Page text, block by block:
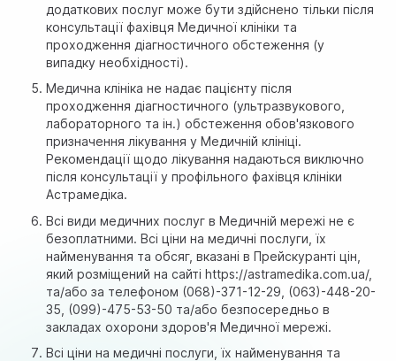
додаткових послуг може бути здійснено тільки після
консультації фахівця Медичної клініки та
проходження діагностичного обстеження (у
випадку необхідності).
Медична клініка не надає пацієнту після
проходження діагностичного (ультразвукового,
лабораторного та ін.) обстеження обов'язкового
призначення лікування у Медичній клініці.
Рекомендації щодо лікування надаються виключно
після консультації у профільного фахівця клініки
Астрамедіка.
Всі види медичних послуг в Медичній мережі не є
безоплатними. Всі ціни на медичні послуги, їх
найменування та обсяг, вказані в Прейскуранті цін,
який розміщений на сайті https://astramedika.com.ua/,
та/або за телефоном (068)-371-12-29, (063)-448-20-
35, (099)-475-53-50 та/або безпосередньо в
закладах охорони здоров'я Медичної мережі.
Всі ціни на медичні послуги, їх найменування та